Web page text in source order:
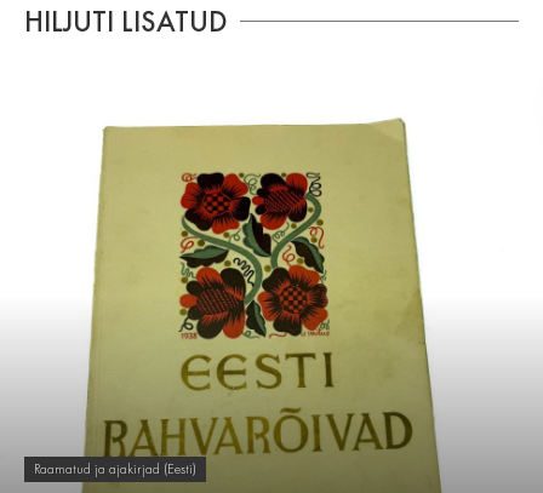
HILJUTI LISATUD
Raamatud ja ajakirjad (Eesti)